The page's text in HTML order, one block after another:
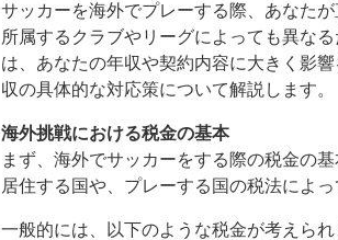
サッカーを海外でプレーする際、あなた
所属するクラブやリーグによっても異な
は、あなたの年収や契約内容に大きく影
収の具体的な対応策について解説します。
海外挑戦における税金の基本
まず、海外でサッカーをする際の税金の
居住する国や、プレーする国の税法によっ
一般的には、以下のような税金が考えられ